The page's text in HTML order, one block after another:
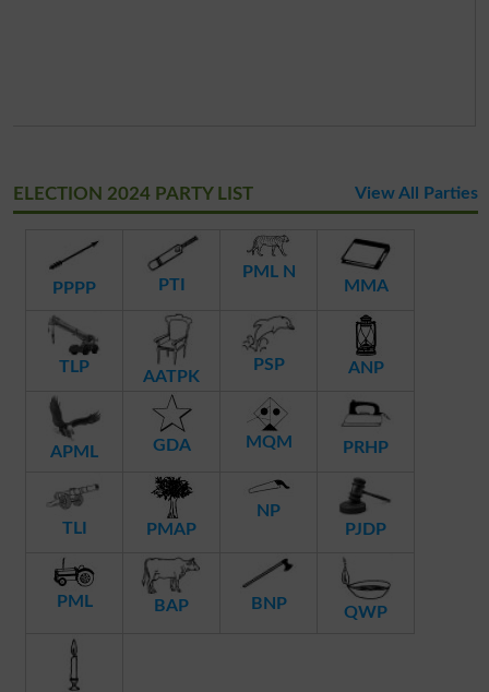
ELECTION 2024 PARTY LIST View All Parties
PPPP PTI
PML N
MMA
TLP
AATPK
PSP ANP
APML GDA MQM PRHP
TLI PMAP
NP
PJDP
PML BAP BNP QWP